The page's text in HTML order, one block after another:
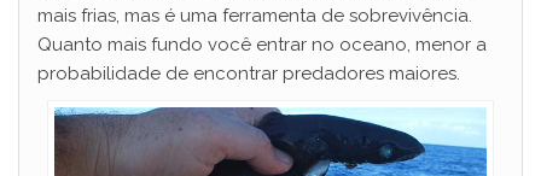
mais frias, mas é uma ferramenta de sobrevivência.
Quanto mais fundo você entrar no oceano, menor a
probabilidade de encontrar predadores maiores.